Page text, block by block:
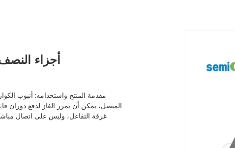
أجزاء
المتصل، يمكن أن يمرر الغاز لدفع دوران
غرفة التفاعل، وليس على اتصال مباشر